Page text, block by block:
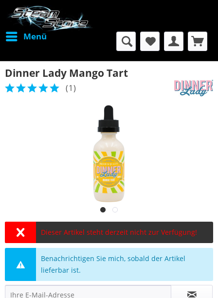
Menü
Dinner Lady Mango Tart
(1)
Dieser Artikel steht derzeit nicht zur Verfügung!
Benachrichtigen Sie mich, sobald der Artikel
lieferbar ist.